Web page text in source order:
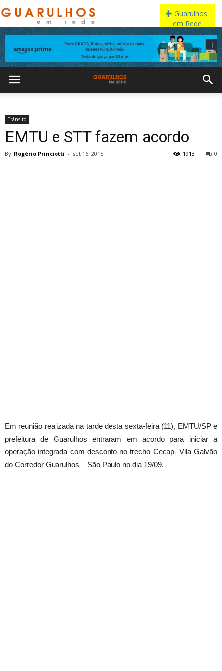
Trânsito
EMTU e STT fazem acordo
By Rogério Princiotti - set 16, 2015 0
1913
Em reunião realizada na tarde desta sexta-feira (11), EMTU/SP e
prefeitura de Guarulhos entraram em acordo para iniciar a
operação integrada com desconto no trecho Cecap- Vila Galvão
do Corredor Guarulhos – São Paulo no dia 19/09.